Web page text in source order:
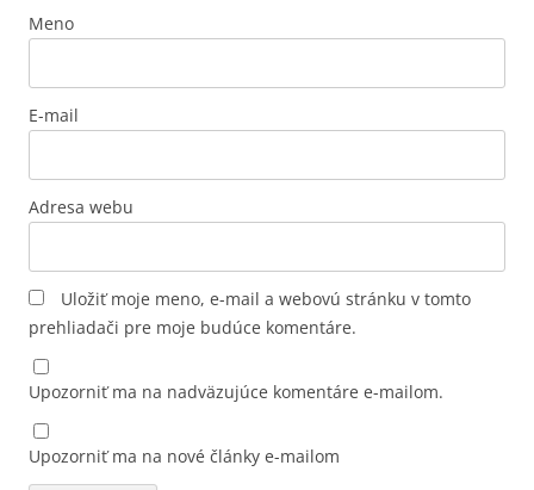
Meno
E-mail
Adresa webu
Uložiť moje meno, e-mail a webovú stránku v tomto
prehliadači pre moje budúce komentáre.
Upozorniť ma na nadväzujúce komentáre e-mailom.
Upozorniť ma na nové články e-mailom